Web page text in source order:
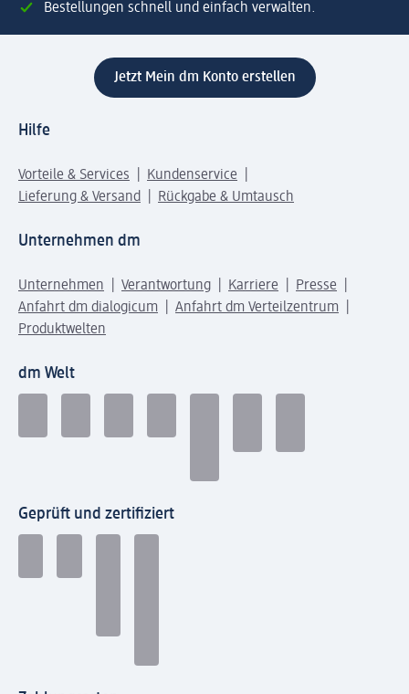
Bestellungen schnell und einfach verwalten.
Jetzt Mein dm Konto erstellen
Hilfe
Vorteile & Services
Kundenservice
Lieferung & Versand
Rückgabe & Umtausch
Unternehmen dm
Unternehmen Verantwortung Karriere
Presse
Anfahrt dm dialogicum
Anfahrt dm Verteilzentrum
Produktwelten
dm Welt
Geprüft und zertifiziert